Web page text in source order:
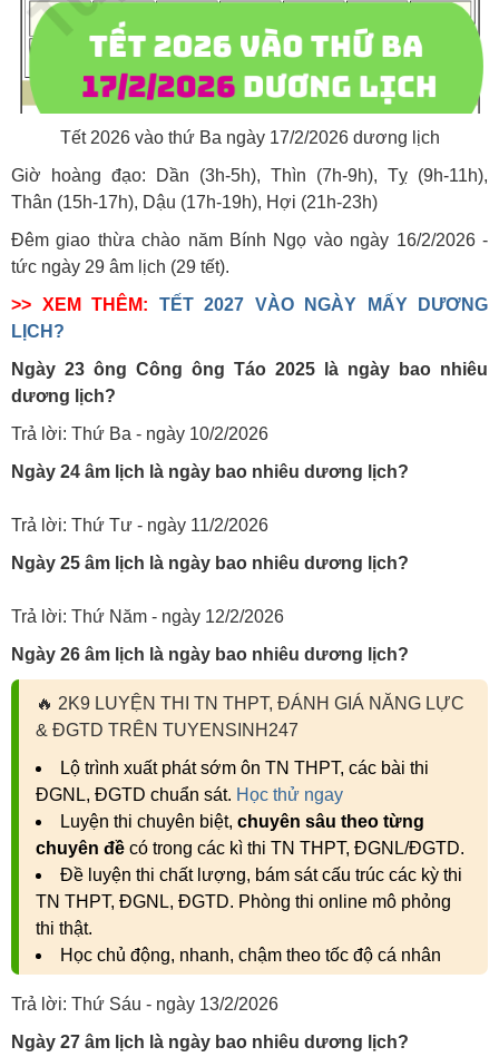
Tết 2026 vào thứ Ba ngày 17/2/2026 dương lịch
Giờ hoàng đạo:
Dần (3h-5h), Thìn (7h-9h), Tỵ (9h-11h),
Thân (15h-17h), Dậu (17h-19h), Hợi (21h-23h)
Đêm giao thừa chào năm Bính Ngọ vào ngày 16/2/2026 -
tức ngày 29 âm lịch (29 tết).
>> XEM THÊM:
TẾT 2027 VÀO NGÀY MẤY DƯƠNG
LỊCH?
Ngày 23 ông Công ông Táo 2025 là ngày bao nhiêu
dương lịch?
Trả lời: Thứ Ba - ngày 10/2/2026
Ngày 24 âm lịch là ngày bao nhiêu dương lịch?
Trả lời: Thứ Tư - ngày 11/2/2026
Ngày 25 âm lịch là ngày bao nhiêu dương lịch?
Trả lời: Thứ Năm - ngày 12/2/2026
Ngày 26 âm lịch là ngày bao nhiêu dương lịch?
🔥 2K9 LUYỆN THI TN THPT, ĐÁNH GIÁ NĂNG LỰC
& ĐGTD TRÊN TUYENSINH247
Lộ trình xuất phát sớm ôn TN THPT, các bài thi
ĐGNL, ĐGTD chuẩn sát. Học thử ngay
Luyện thi chuyên biệt, chuyên sâu theo từng
chuyên đề có trong các kì thi TN THPT, ĐGNL/ĐGTD.
Đề luyện thi chất lượng, bám sát cấu trúc các kỳ thi
TN THPT, ĐGNL, ĐGTD. Phòng thi online mô phỏng
thi thật.
Học chủ động, nhanh, chậm theo tốc độ cá nhân
Trả lời: Thứ Sáu - ngày 13/2/2026
Ngày 27 âm lịch là ngày bao nhiêu dương lịch?